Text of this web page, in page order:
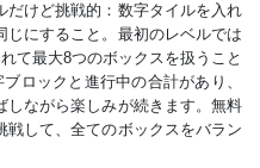
だけど挑戦的：数字タイルを入れ
にすること。最初のレベルでは
て最大8つのボックスを扱うこと
ロックと進行中の合計があり、
しながら楽しみが続きます。無料
して、全てのボックスをバラン